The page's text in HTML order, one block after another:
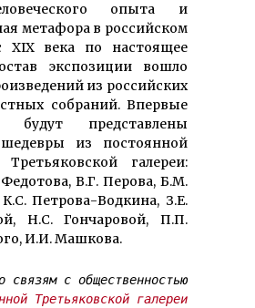
опыта и
метафора в рос­сий­ском
XIX века по настоящее
экспозиции вошло
из российских
собраний. Впервые
пред­ставлены
из пос­тоянной
Третья­ковской га­лереи:
В.Г. Перова, Б.М.
К.С. Пет­рова-Вод­­кина, З.Е.
Н.С. Гон­чаровой, П.П.
И.И. Машкова.
связям с общественностью
Третьяковской галереи